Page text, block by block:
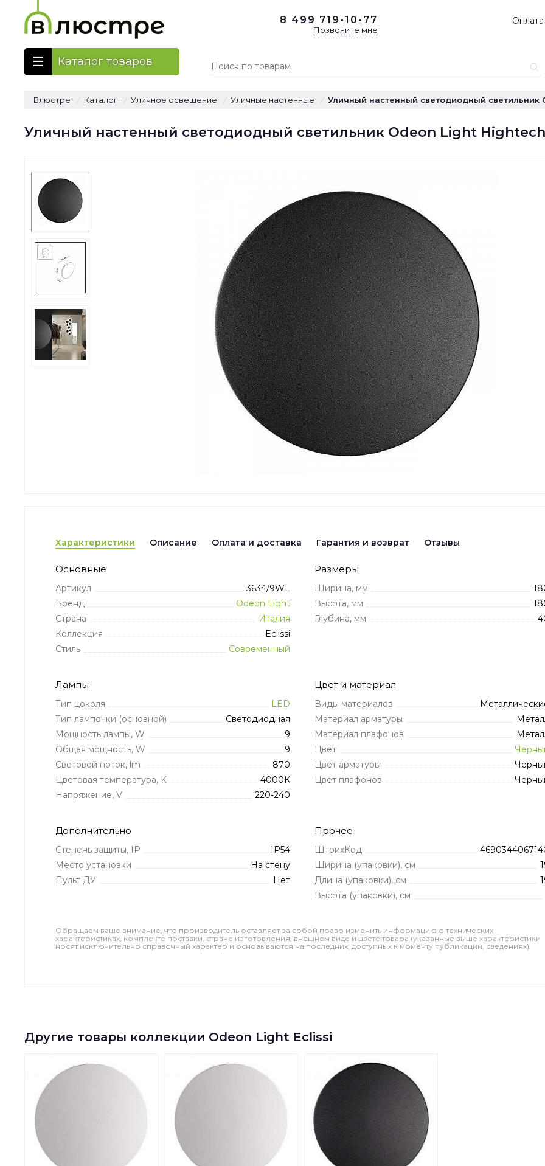
8 499 719-10-77
Позвоните мне
Оплата
Каталог товаров
Влюстре / Каталог / Уличное освещение / Уличные настенные / Уличный настенный светодиодный светильник
Уличный настенный светодиодный светильник Odeon Light Hightech
Характеристики Описание Оплата и доставка Гарантия и возврат Отзывы
Основные
Артикул
3634/9WL
Бренд
Odeon Light
Страна
Италия
Коллекция
Eclissi
Стиль
Современный
Размеры
Ширина, мм
Высота, мм
Глубина, мм
Лампы
Тип цоколя
LED
Тип лампочки (основной)
Светодиодная
Мощность лампы, W
9
Общая мощность, W
9
Световой поток, lm
870
Цветовая температура, K
4000K
Напряжение, V
220-240
Цвет и материал
Виды материалов
Материал арматуры
Материал плафонов
Цвет
Цвет арматуры
Цвет плафонов
Дополнительно
Степень защиты, IP
IP54
Место установки
На стену
Пульт ДУ
Нет
Прочее
ШтрихКод
Ширина (упаковки), см
Длина (упаковки), см
Высота (упаковки), см
Обращаем ваше внимание, что производитель оставляет за собой право изменить информацию о технических
характеристиках, комплекте поставки, стране изготовления, внешнем виде и цвете товара (указанные выше характеристики
носят исключительно справочный характер и основываются на последних, доступных к моменту публикации, сведениях).
Другие товары коллекции Odeon Light Eclissi